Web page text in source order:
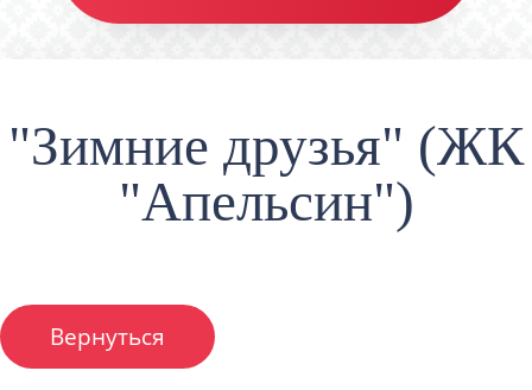
"Зимние друзья" (ЖК
"Апельсин")
Вернуться